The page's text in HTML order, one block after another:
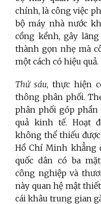
chính, là công việc
bộ máy nhà nước
cồng kềnh, gây
thành gọn nhẹ mà
một cách có hiệu quả.
Thứ sáu, thực hiện
thông phân phối.
phân phối góp phần
quả kinh tế. Hoạt
không thể thiếu
Hồ Chí Minh khẳng
quốc dân có ba
công nghiệp và
này quan hệ mật
cái khâu trung gian